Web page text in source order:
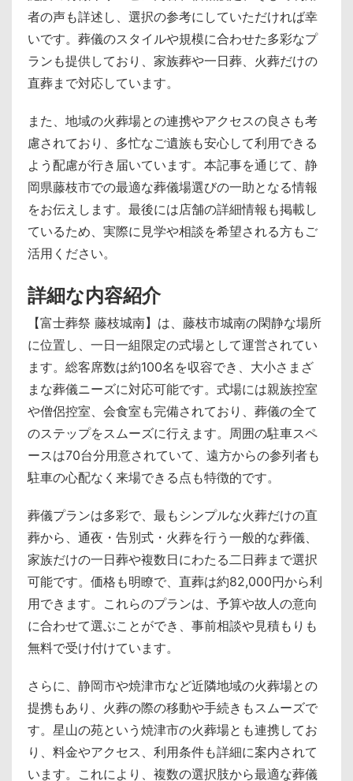
者の声も詳述し、選択の参考にしていただければ幸
いです。葬儀のスタイルや規模に合わせた多彩なプ
ランも提供しており、家族葬や一日葬、火葬だけの
直葬まで対応しています。
また、地域の火葬場との連携やアクセスの良さも考
慮されており、多忙なご遺族も安心して利用できる
よう配慮が行き届いています。本記事を通じて、静
岡県藤枝市での最適な葬儀場選びの一助となる情報
をお伝えします。最後には店舗の詳細情報も掲載し
ているため、実際に見学や相談を希望される方もご
活用ください。
詳細な内容紹介
【富士葬祭 藤枝城南】は、藤枝市城南の閑静な場所
に位置し、一日一組限定の式場として運営されてい
ます。総客席数は約100名を収容でき、大小さまざ
まな葬儀ニーズに対応可能です。式場には親族控室
や僧侶控室、会食室も完備されており、葬儀の全て
のステップをスムーズに行えます。周囲の駐車スペ
ースは70台分用意されていて、遠方からの参列者も
駐車の心配なく来場できる点も特徴的です。
葬儀プランは多彩で、最もシンプルな火葬だけの直
葬から、通夜・告別式・火葬を行う一般的な葬儀、
家族だけの一日葬や複数日にわたる二日葬まで選択
可能です。価格も明瞭で、直葬は約82,000円から利
用できます。これらのプランは、予算や故人の意向
に合わせて選ぶことができ、事前相談や見積もりも
無料で受け付けています。
さらに、静岡市や焼津市など近隣地域の火葬場との
提携もあり、火葬の際の移動や手続きもスムーズで
す。星山の苑という焼津市の火葬場とも連携してお
り、料金やアクセス、利用条件も詳細に案内されて
います。これにより、複数の選択肢から最適な葬儀